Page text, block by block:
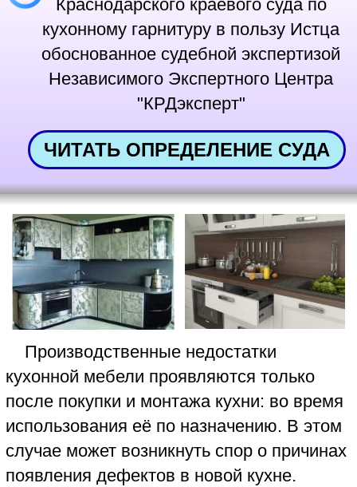
довольно велика, поэтому к столешницам
из камня предъявляются повышенные
требования к качеству, к монтажу, а также
к сохранению привлекательного вида
столешницы из камня в течение
Товароведческая экспертиза кухни
(или только столешницы),
экспертом-товароведом Независимого
Экспертного Центра "КРДэксперт",
является официальным документом,
доказывающим фактическое состояние
мебели для кухни. Все обнаруженные в
мебели (столешнице) дефекты и
недостатки независимый эксперт-
товаровед подтверждает в конце
дефектов, при необходимости с
выполнением в кадре измерений
мебели.
При отказе магазина или изготовителя
добровольно устранить имеющиеся
дефекты кухонной мебели, официальную
экспертизу качества кухни (столешницы),